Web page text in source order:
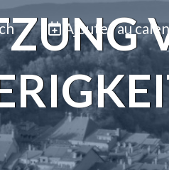
Ajouter au